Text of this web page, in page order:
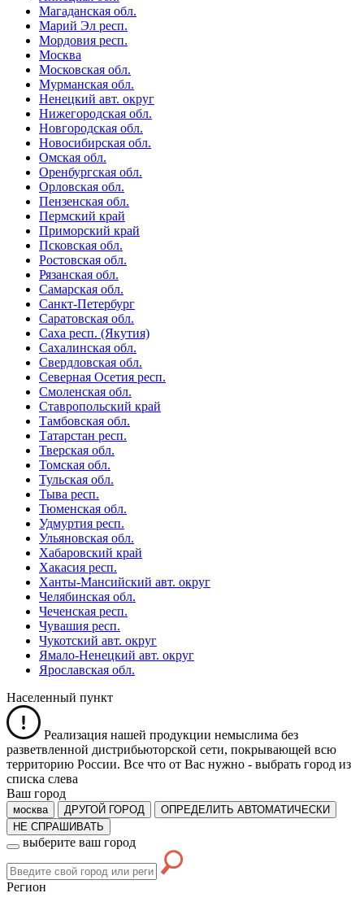
Магаданская обл.
Марий Эл респ.
Мордовия респ.
Москва
Московская обл.
Мурманская обл.
Ненецкий авт. округ
Нижегородская обл.
Новгородская обл.
Новосибирская обл.
Омская обл.
Оренбургская обл.
Орловская обл.
Пензенская обл.
Пермский край
Приморский край
Псковская обл.
Ростовская обл.
Рязанская обл.
Самарская обл.
Санкт-Петербург
Саратовская обл.
Саха респ. (Якутия)
Сахалинская обл.
Свердловская обл.
Северная Осетия респ.
Смоленская обл.
Ставропольский край
Тамбовская обл.
Татарстан респ.
Тверская обл.
Томская обл.
Тульская обл.
Тыва респ.
Тюменская обл.
Удмуртия респ.
Ульяновская обл.
Хабаровский край
Хакасия респ.
Ханты-Мансийский авт. округ
Челябинская обл.
Чеченская респ.
Чувашия респ.
Чукотский авт. округ
Ямало-Ненецкий авт. округ
Ярославская обл.
Населенный пункт
Реализация нашей продукции немыслима без
разветвленной дистрибьюторской сети, покрывающей всю
территорию России. Все что от Вас нужно - выбрать город из
списка слева
Ваш город
москва ДРУГОЙ ГОРОД
ОПРЕДЕЛИТЬ АВТОМАТИЧЕСКИ
НЕ СПРАШИВАТЬ
выберите ваш город
Регион